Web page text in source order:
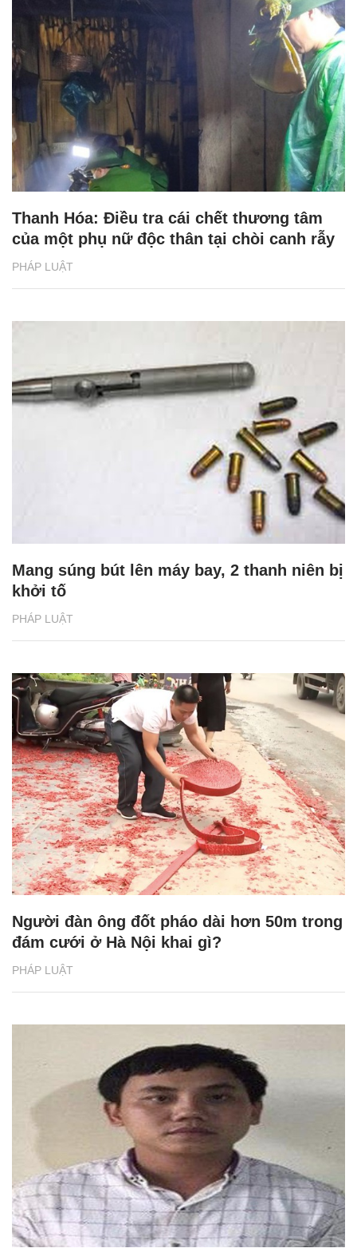
PHÁP LUẬT
Thanh Hóa: Điều tra cái chết thương tâm
của một phụ nữ độc thân tại chòi canh rẫy
PHÁP LUẬT
Mang súng bút lên máy bay, 2 thanh niên bị
khởi tố
PHÁP LUẬT
Người đàn ông đốt pháo dài hơn 50m trong
đám cưới ở Hà Nội khai gì?